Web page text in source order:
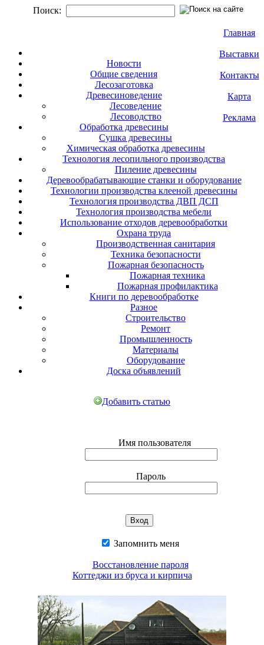
Поиск:
Главная
Выставки
Контакты
Карта
Реклама
Новости
Общие сведения
Лесозаготовка
Древесиноведение
Лесоведение
Лесоводство
Обработка древесины
Сушка древесины
Химическая обработка древесины
Технология лесопильного производства
Пиление древесины
Деревообрабатывающие станки и оборудование
Технологии производства клееной древесины
Технология производства ДВП ДСП
Технология производства мебели
Использование отходов деревообработки
Охрана труда
Производственная санитария
Техника безопасности
Пожарная безопасность
Пожарная техника
Пожарная профилактика
Книги по деревообработке
Разное
Строительство
Ремонт
Промышленность
Материалы
Оборудование
Доска объявлений
Добавить статью
Имя пользователя
Пароль
Запомнить меня
Восстановление пароля
Коттеджи из бруса и кирпича